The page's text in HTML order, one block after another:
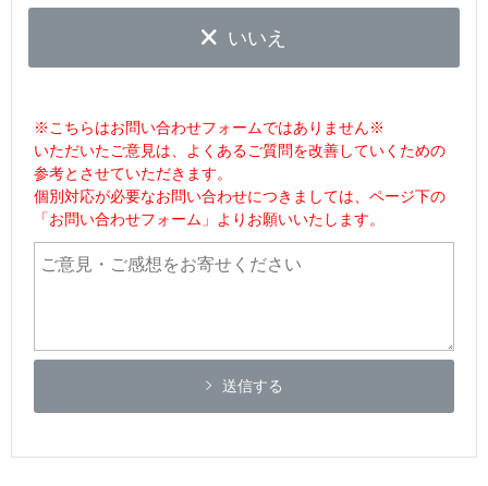
いいえ
※こちらはお問い合わせフォームではありません※
いただいたご意見は、よくあるご質問を改善していくための
参考とさせていただきます。
個別対応が必要なお問い合わせにつきましては、ページ下の
「お問い合わせフォーム」よりお願いいたします。
送信する